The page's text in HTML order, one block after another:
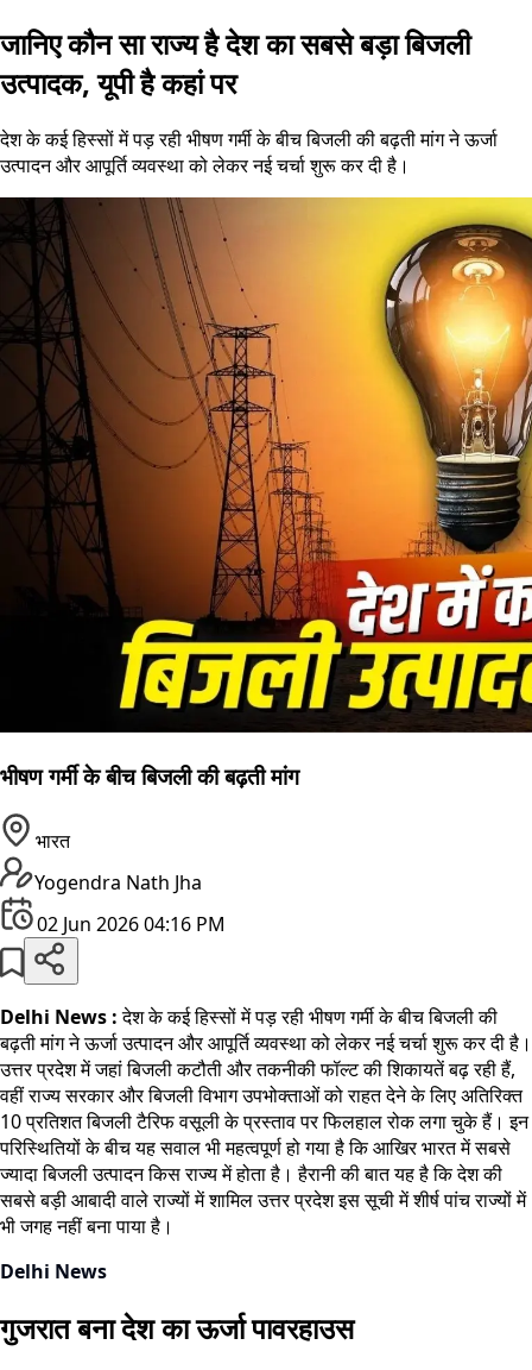
जानिए कौन सा राज्य है देश का सबसे बड़ा बिजली
उत्पादक, यूपी है कहां पर
देश के कई हिस्सों में पड़ रही भीषण गर्मी के बीच बिजली की बढ़ती मांग ने ऊर्जा
उत्पादन और आपूर्ति व्यवस्था को लेकर नई चर्चा शुरू कर दी है।
भीषण गर्मी के बीच बिजली की बढ़ती मांग
भारत
Yogendra Nath Jha
02 Jun 2026 04:16 PM
Delhi News :देश के कई हिस्सों में पड़ रही भीषण गर्मी के बीच बिजली की
बढ़ती मांग ने ऊर्जा उत्पादन और आपूर्ति व्यवस्था को लेकर नई चर्चा शुरू कर दी है।
उत्तर प्रदेश में जहां बिजली कटौती और तकनीकी फॉल्ट की शिकायतें बढ़ रही हैं,
वहीं राज्य सरकार और बिजली विभाग उपभोक्ताओं को राहत देने के लिए अतिरिक्त
10 प्रतिशत बिजली टैरिफ वसूली के प्रस्ताव पर फिलहाल रोक लगा चुके हैं। इन
परिस्थितियों के बीच यह सवाल भी महत्वपूर्ण हो गया है कि आखिर भारत में सबसे
ज्यादा बिजली उत्पादन किस राज्य में होता है। हैरानी की बात यह है कि देश की
सबसे बड़ी आबादी वाले राज्यों में शामिल उत्तर प्रदेश इस सूची में शीर्ष पांच राज्यों में
भी जगह नहीं बना पाया है।
Delhi News
गुजरात बना देश का ऊर्जा पावरहाउस